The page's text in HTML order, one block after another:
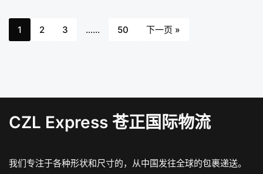
1 2 3 …… 50 下一页 »
CZL Express 苍正国际物流
我们专注于各种形状和尺寸的，从中国发往全球的包裹递送。